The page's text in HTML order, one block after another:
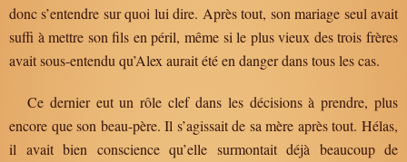
donc s’entendre sur quoi lui dire. Après tout, son mariage seul avait
suffi à mettre son fils en péril, même si le plus vieux des trois frères
avait sous-entendu qu’Alex aurait été en danger dans tous les cas.
Ce dernier eut un rôle clef dans les décisions à prendre, plus
encore que son beau-père. Il s’agissait de sa mère après tout. Hélas,
il avait bien conscience qu’elle surmontait déjà beaucoup de